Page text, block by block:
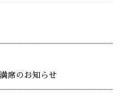
席のお知らせ